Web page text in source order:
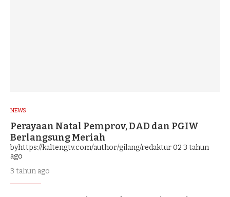
NEWS
Perayaan Natal Pemprov, DAD dan PGIW
Berlangsung Meriah
byhttps://kaltengtv.com/author/gilang/redaktur 02 3 tahun
ago
3 tahun ago